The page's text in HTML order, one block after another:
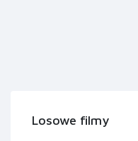
Losowe filmy